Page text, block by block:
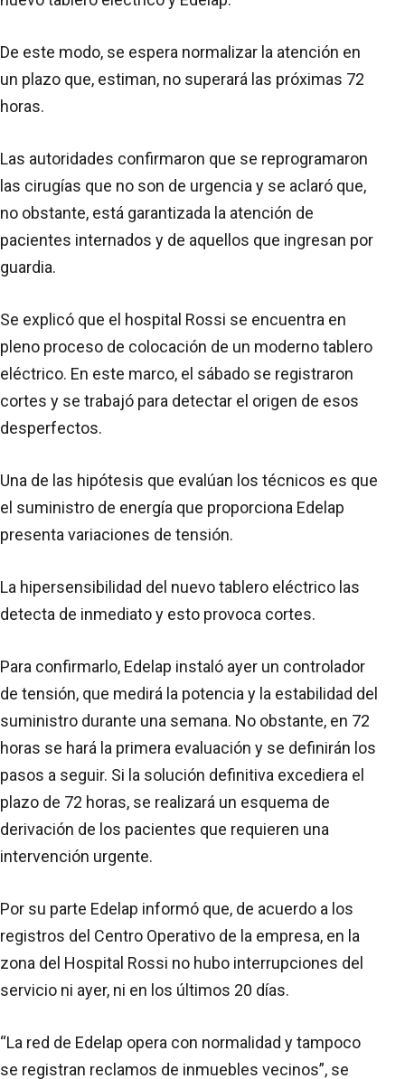
De este modo, se espera normalizar la atención en
un plazo que, estiman, no superará las próximas 72
horas.
Las autoridades confirmaron que se reprogramaron
las cirugías que no son de urgencia y se aclaró que,
no obstante, está garantizada la atención de
pacientes internados y de aquellos que ingresan por
guardia.
Se explicó que el hospital Rossi se encuentra en
pleno proceso de colocación de un moderno tablero
eléctrico. En este marco, el sábado se registraron
cortes y se trabajó para detectar el origen de esos
desperfectos.
Una de las hipótesis que evalúan los técnicos es que
el suministro de energía que proporciona Edelap
presenta variaciones de tensión.
La hipersensibilidad del nuevo tablero eléctrico las
detecta de inmediato y esto provoca cortes.
Para confirmarlo, Edelap instaló ayer un controlador
de tensión, que medirá la potencia y la estabilidad del
suministro durante una semana. No obstante, en 72
horas se hará la primera evaluación y se definirán los
pasos a seguir. Si la solución definitiva excediera el
plazo de 72 horas, se realizará un esquema de
derivación de los pacientes que requieren una
intervención urgente.
Por su parte Edelap informó que, de acuerdo a los
registros del Centro Operativo de la empresa, en la
zona del Hospital Rossi no hubo interrupciones del
servicio ni ayer, ni en los últimos 20 días.
“La red de Edelap opera con normalidad y tampoco
se registran reclamos de inmuebles vecinos”, se